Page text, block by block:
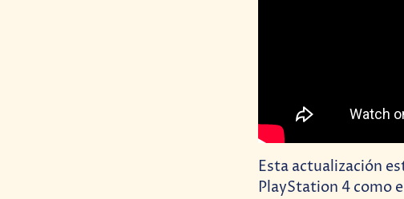
Esta actualización
PlayStation 4 como